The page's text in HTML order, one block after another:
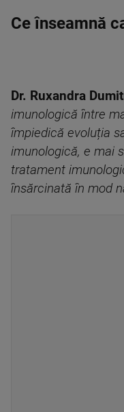
Ce înseamnă
Dr. Ruxandra
imunologică între
împiedică evoluția
imunologică, e mai
tratament
însărcinată în mod